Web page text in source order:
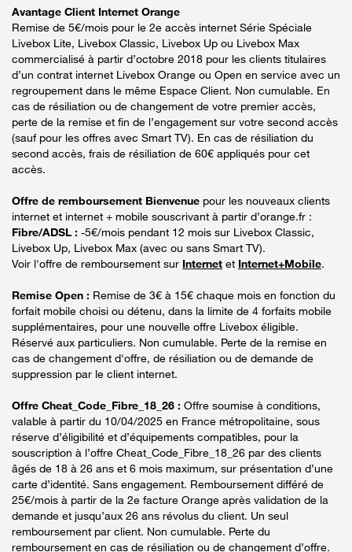
Avantage Client Internet Orange
Remise de 5€/mois pour le 2e accès internet Série Spéciale
Livebox Lite, Livebox Classic, Livebox Up ou Livebox Max
commercialisé à partir d’octobre 2018 pour les clients titulaires
d’un contrat internet Livebox Orange ou Open en service avec un
regroupement dans le même Espace Client. Non cumulable. En
cas de résiliation ou de changement de votre premier accès,
perte de la remise et fin de l’engagement sur votre second accès
(sauf pour les offres avec Smart TV). En cas de résiliation du
second accès, frais de résiliation de 60€ appliqués pour cet
accès.
Offre de remboursement Bienvenue pour les nouveaux clients
internet et internet + mobile souscrivant à partir d’orange.fr :
Fibre/ADSL : -5€/mois pendant 12 mois sur Livebox Classic,
Livebox Up, Livebox Max (avec ou sans Smart TV).
Voir l'offre de remboursement sur Internet et Internet+Mobile.
Remise Open : Remise de 3€ à 15€ chaque mois en fonction du
forfait mobile choisi ou détenu, dans la limite de 4 forfaits mobile
supplémentaires, pour une nouvelle offre Livebox éligible.
Réservé aux particuliers. Non cumulable. Perte de la remise en
cas de changement d'offre, de résiliation ou de demande de
suppression par le client internet.
Offre Cheat_Code_Fibre_18_26 : Offre soumise à conditions,
valable à partir du 10/04/2025 en France métropolitaine, sous
réserve d’éligibilité et d’équipements compatibles, pour la
souscription à l’offre Cheat_Code_Fibre_18_26 par des clients
âgés de 18 à 26 ans et 6 mois maximum, sur présentation d’une
carte d’identité. Sans engagement. Remboursement différé de
25€/mois à partir de la 2e facture Orange après validation de la
demande et jusqu’aux 26 ans révolus du client. Un seul
remboursement par client. Non cumulable. Perte du
remboursement en cas de résiliation ou de changement d’offre.